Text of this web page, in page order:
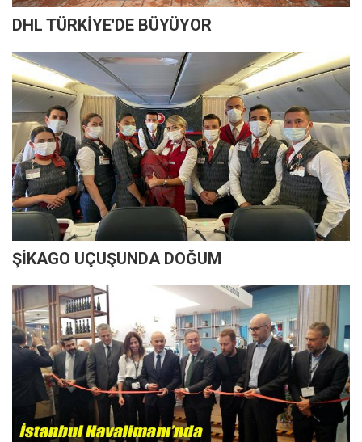
DHL TÜRKİYE'DE BÜYÜYOR
ŞİKAGO UÇUŞUNDA DOĞUM